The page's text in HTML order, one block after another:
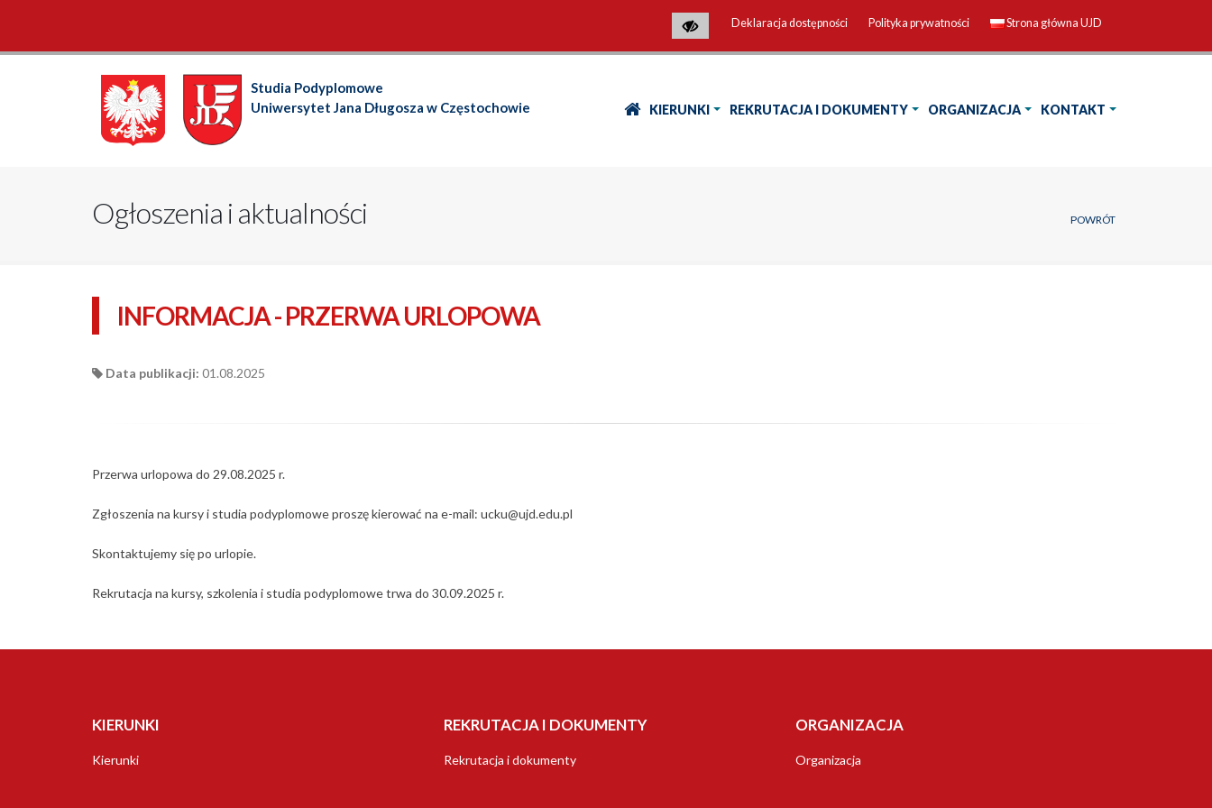
Deklaracja dostępności Polityka prywatności Strona główna UJD
Studia Podyplomowe
Uniwersytet Jana Długosza w Częstochowie
KIERUNKI REKRUTACJA I DOKUMENTY ORGANIZACJA KONTAKT
Ogłoszenia i aktualności POWRÓT
INFORMACJA - PRZERWA URLOPOWA
Data publikacji: 01.08.2025
Przerwa urlopowa do 29.08.2025 r.
Zgłoszenia na kursy i studia podyplomowe proszę kierować na e-mail: ucku@ujd.edu.pl
Skontaktujemy się po urlopie.
Rekrutacja na kursy, szkolenia i studia podyplomowe trwa do 30.09.2025 r.
KIERUNKI
Kierunki
REKRUTACJA I DOKUMENTY
Rekrutacja i dokumenty
ORGANIZACJA
Organizacja